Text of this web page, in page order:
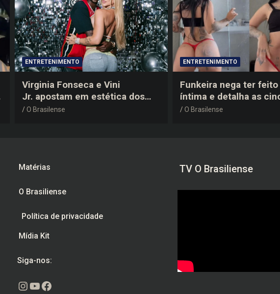
ENTRETENIMENTO
Virginia Fonseca e Vini
Jr. apostam em estética dos
anos 2000 em festa de
O Brasilense
ENTRETENIMENTO
Funkeira nega ter
íntima e detalha as
plásticas que realizou
O Brasilense
Matérias
O Brasiliense
Política de privacidade
Mídia Kit
Siga-nos:
Instagram
Youtube
Facebook
TV O Brasiliense